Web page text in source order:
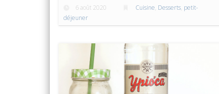
6 août 2020 Cuisine, Desserts, petit-
déjeuner